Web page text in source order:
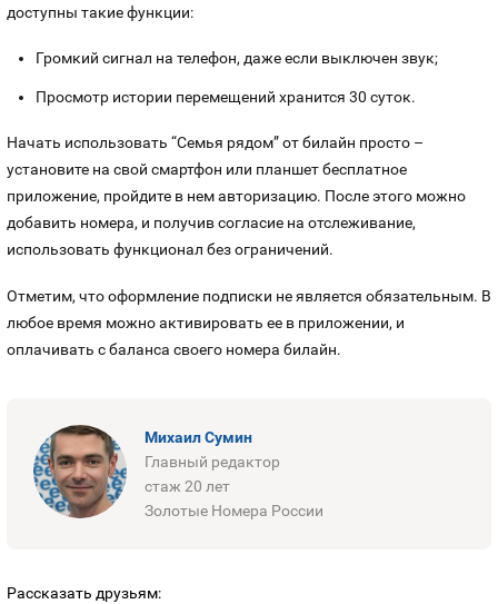
доступны такие функции:
Громкий сигнал на телефон, даже если выключен звук;
Просмотр истории перемещений хранится 30 суток.
Начать использовать “Семья рядом” от билайн просто –
установите на свой смартфон или планшет бесплатное
приложение, пройдите в нем авторизацию. После этого можно
добавить номера, и получив согласие на отслеживание,
использовать функционал без ограничений.
Отметим, что оформление подписки не является обязательным. В
любое время можно активировать ее в приложении, и
оплачивать с баланса своего номера билайн.
Михаил Сумин
Главный редактор
стаж 20 лет
Золотые Номера России
Рассказать друзьям: